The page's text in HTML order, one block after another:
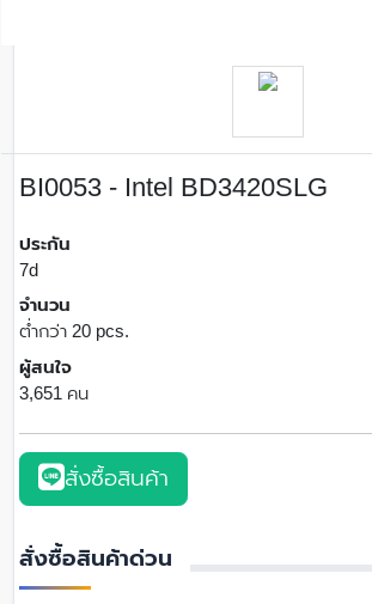
BI0053 - Intel BD3420SLG
ประกัน
7d
จำนวน
ต่ำกว่า 20 pcs.
ผู้สนใจ
3,651 คน
สั่งซื้อสินค้า
สั่งซื้อสินค้าด่วน